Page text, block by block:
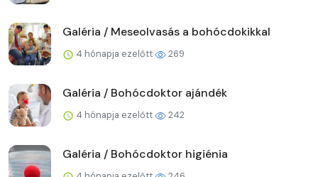
Galéria / Meseolvasás a bohócdokikkal
4 hónapja ezelőtt 269
Galéria / Bohócdoktor ajándék
4 hónapja ezelőtt 242
Galéria / Bohócdoktor higiénia